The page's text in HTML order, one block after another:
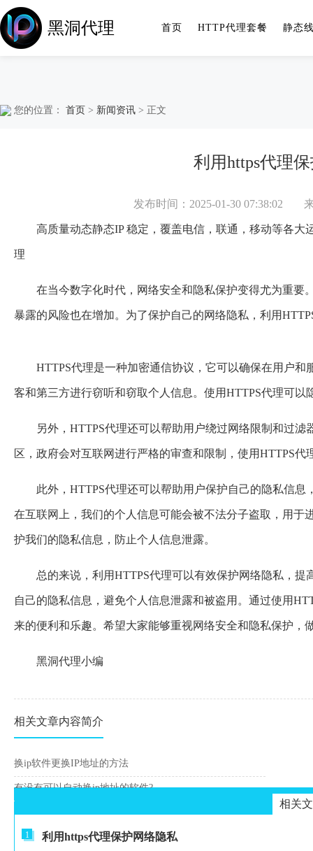
黑洞代理 首页 HTTP代理套餐 静态
您的位置： 首页 > 新闻资讯 > 正文
利用https代理
发布时间：2025-01-30 07:38:02
高质量动态静态IP 稳定，覆盖电信，联通，移动等各
理
在当今数字化时代，网络安全和隐私保护变得尤为重要
暴露的风险也在增加。为了保护自己的网络隐私，利用
HTTPS代理是一种加密通信协议，它可以确保在用户
客和第三方进行窃听和窃取个人信息。使用HTTPS代理可
另外，HTTPS代理还可以帮助用户绕过网络限制和过
区，政府会对互联网进行严格的审查和限制，使用HTTPS
此外，HTTPS代理还可以帮助用户保护自己的隐私信
在互联网上，我们的个人信息可能会被不法分子盗取，用于
护我们的隐私信息，防止个人信息泄露。
总的来说，利用HTTPS代理可以有效保护网络隐私，
自己的隐私信息，避免个人信息泄露和被盗用。通过使用
来的便利和乐趣。希望大家能够重视网络安全和隐私保护，
黑洞代理小编
相关文章内容简介
换ip软件更换IP地址的方法
有没有可以自动换ip地址的软件?
相关
1 利用https代理保护网络隐私